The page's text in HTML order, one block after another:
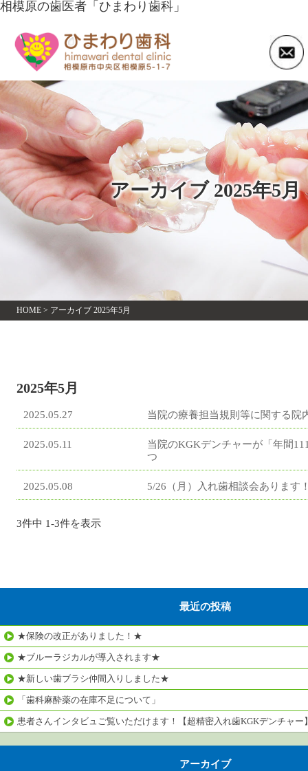
相模原の歯医者「ひまわり歯科」
アーカイブ 2025年5月
HOME> アーカイブ 2025年5月
2025年5月
2025.05.27 当院の療養担当規則等に関する院
2025.05.11
当院のKGKデンチャーが「年間
つ
2025.05.08 5/26（月）入れ歯相談会あります
3件中 1-3件を表示
最近の投稿
★保険の改正がありました！★
★ブルーラジカルが導入されます★
★新しい歯ブラシ仲間入りしました★
「歯科麻酔薬の在庫不足について」
患者さんインタビュご覧いただけます！【超精密入れ歯KGKデンチャー
アーカイブ